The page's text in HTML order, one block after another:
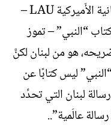
في محاضرته عن جبران (الجامعة اللبنانية الأَميركية LAU –
“النبي” – تموز
في ضريحه، هو من لبنان لكنَّ
ليس كتابًا عن
لبنان التي تحدِّد
عالَمية”..